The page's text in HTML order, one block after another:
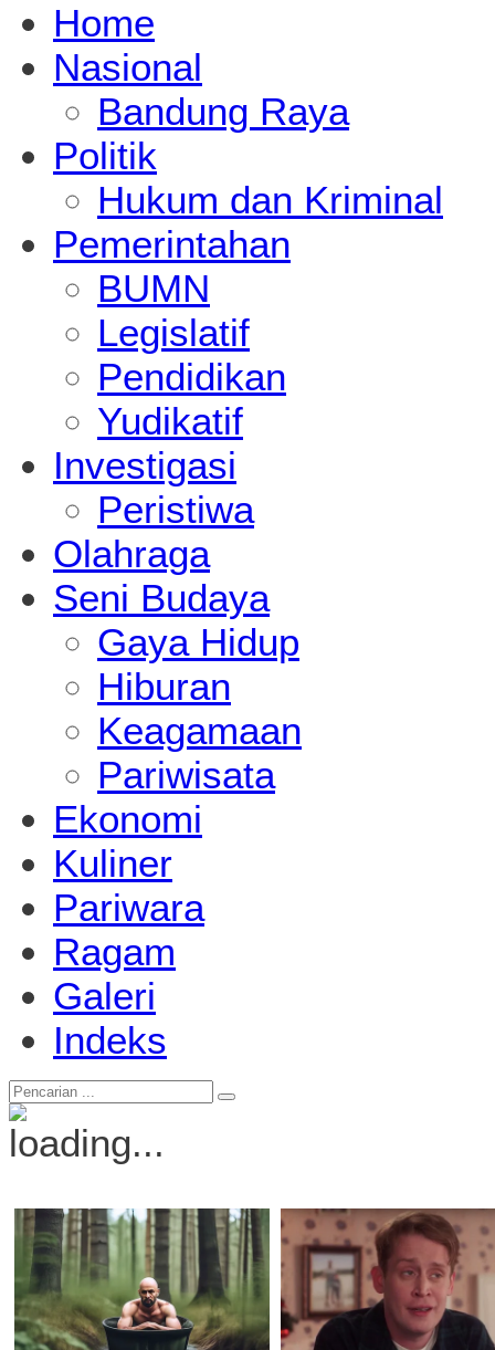
Home
Nasional
Bandung Raya
Politik
Hukum dan Kriminal
Pemerintahan
BUMN
Legislatif
Pendidikan
Yudikatif
Investigasi
Peristiwa
Olahraga
Seni Budaya
Gaya Hidup
Hiburan
Keagamaan
Pariwisata
Ekonomi
Kuliner
Pariwara
Ragam
Galeri
Indeks